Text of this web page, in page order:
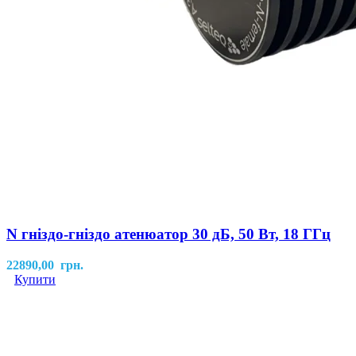
N гніздо-гніздо атенюатор 30 дБ, 50 Вт, 18 ГГц
22890,00 грн.
Купити